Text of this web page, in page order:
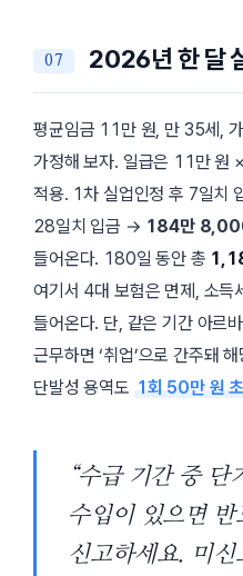
2026년 한 달
평균임금 11만 원, 만 35세,
가정해 보자. 일급은 11만
적용. 1차 실업인정 후 7일치
28일치 입금 → 184만
들어온다. 180일 동안 총
여기서 4대 보험은 면제, 소득
들어온다. 단, 같은 기간 아르
근무하면 ‘취업’으로 간주돼
단발성 용역도 1회 50만 원
“수급 기간 중 단
수입이 있으면
신고하세요. 미